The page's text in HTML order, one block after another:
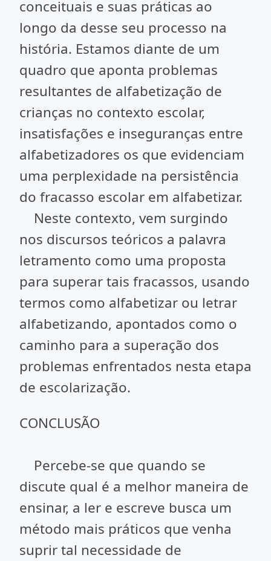
conceituais e suas práticas ao
longo da desse seu processo na
história. Estamos diante de um
quadro que aponta problemas
resultantes de alfabetização de
crianças no contexto escolar,
insatisfações e inseguranças entre
alfabetizadores os que evidenciam
uma perplexidade na persistência
do fracasso escolar em alfabetizar.
Neste contexto, vem surgindo
nos discursos teóricos a palavra
letramento como uma proposta
para superar tais fracassos, usando
termos como alfabetizar ou letrar
alfabetizando, apontados como o
caminho para a superação dos
problemas enfrentados nesta etapa
de escolarização.
CONCLUSÃO
Percebe-se que quando se
discute qual é a melhor maneira de
ensinar, a ler e escreve busca um
método mais práticos que venha
suprir tal necessidade de